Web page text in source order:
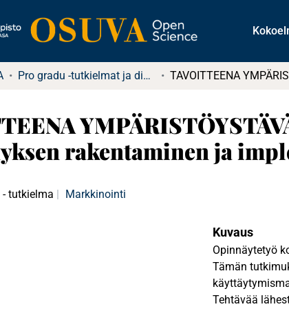
Pro gradu -tutkielmat ja diplomityöt
rakentaminen ja
- tutkielma Markkinointi
Kuvaus
Opinnäytetyö
Tämän
Tehtävää